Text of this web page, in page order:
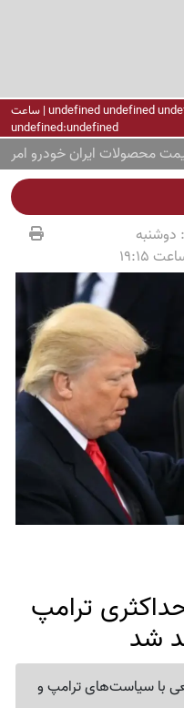
undefined undefined undefined undefined | ساعت
undefined:undefined
خودرو امروز شنبه 17 مرداد +جدول کامل قیمت بازار و کارخانه
دوشنبه
ترامپ
شد
با سیاست‌های ترامپ و